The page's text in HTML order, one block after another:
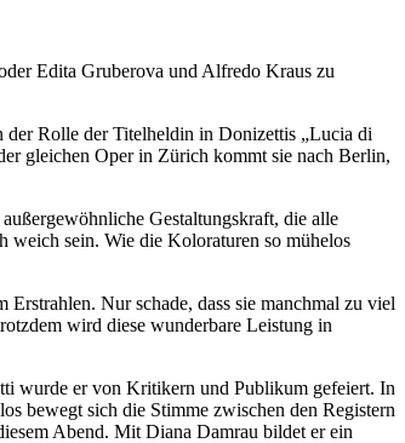
Edita Gruberova und Alfredo Kraus zu
der Rolle der Titelheldin in Donizettis „Lucia di
gleichen Oper in Zürich kommt sie nach Berlin,
Gestaltungskraft, die alle
weich sein. Wie die Koloraturen so mühelos
Nur schade, dass sie manchmal zu viel
wird diese wunderbare Leistung in
wurde er von Kritikern und Publikum gefeiert. In
bewegt sich die Stimme zwischen den Registern
Abend. Mit Diana Damrau bildet er ein